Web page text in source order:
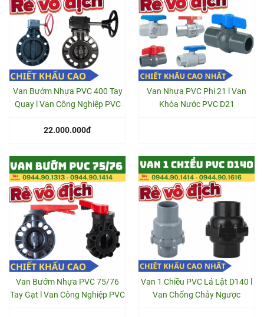
Van Bướm Nhựa PVC 400 Tay
Quay l Van Công Nghiệp PVC
22.000.000đ
Van Nhựa PVC Phi 21 l Van
Khóa Nước PVC D21
Van Bướm Nhựa PVC 75/76
Tay Gạt l Van Công Nghiệp PVC
Van 1 Chiều PVC Lá Lật D140 l
Van Chống Chảy Ngược